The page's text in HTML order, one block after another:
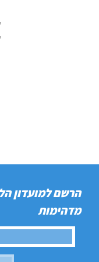
הרשם למועדון
מדהימות